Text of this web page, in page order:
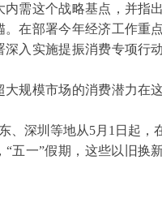
需这个战略基点，并指
在部署今年经济工作重
入实施提振消费专项行
规模市场的消费潜力在
、深圳等地从5月1日起，
五一”假期，这些以旧换